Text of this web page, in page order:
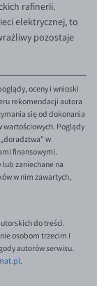
rafinerii.
elektrycznej, to
pozostaje
oceny i wnioski
rekomendacji autora
się od dokonania
Poglądy
w
finansowymi.
zaniechane na
w nim zawartych,
do treści.
osobom trzecim i
autorów serwisu.
.